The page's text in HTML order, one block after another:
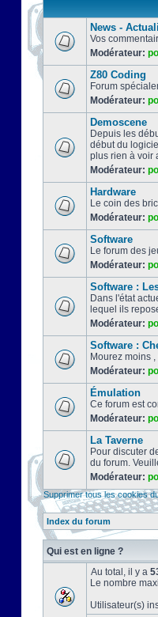
News -
Vos
Modérateur:
Z80 Coding
Forum
Modérateur:
Demoscene
Depuis les
début du
plus rien à voir
Modérateur:
Hardware
Le coin des
Modérateur:
Software
Le forum des
Modérateur:
Software :
Dans l'état
lequel ils
Modérateur:
Software :
Mourez moins
Modérateur:
Émulation
Ce forum est
Modérateur:
La Taverne
Pour discuter
du forum.
Modérateur:
Supprimer tous les cookies
Index du forum
Qui est en ligne ?
Au total, il y a
Le nombre
Utilisateur(s)